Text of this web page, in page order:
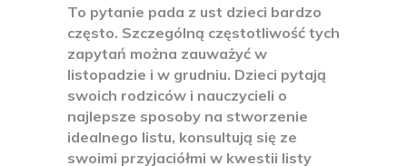
To pytanie pada z ust dzieci bardzo
często. Szczególną częstotliwość tych
zapytań można zauważyć w
listopadzie i w grudniu. Dzieci pytają
swoich rodziców i nauczycieli o
najlepsze sposoby na stworzenie
idealnego listu, konsultują się ze
swoimi przyjaciółmi w kwestii listy